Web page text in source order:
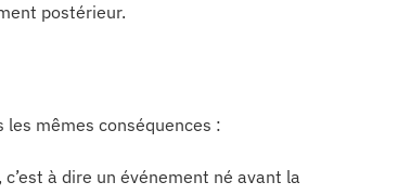
postérieur.
les mêmes conséquences :
à dire un événement né avant la